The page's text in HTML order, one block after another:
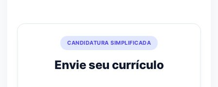
CANDIDATURA SIMPLIFICADA
Envie seu currículo